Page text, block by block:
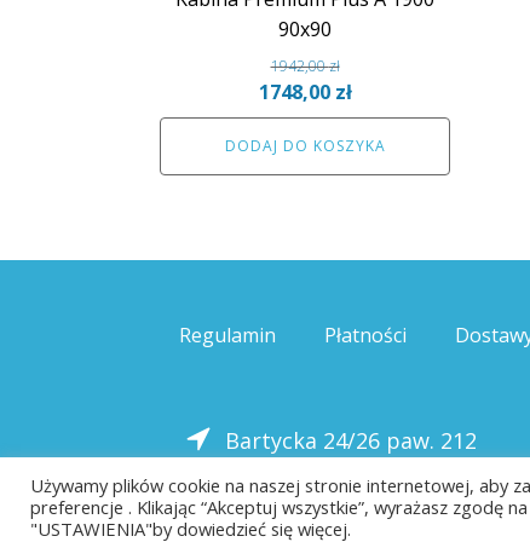
90x90
1942,00zł
Pierwotna
cena
wynosiła:
1942,00 zł.
1748,00 złAktualna
cena
wynosi:
1748,00 zł.
DODAJ DO KOSZYKA
Regulamin Płatności
Bartycka 24/26 paw. 212
00-716 Warszawa
Używamy plików cookie na naszej stronie internetowej, aby
preferencje . Klikając “Akceptuj wszystkie”, wyrażasz zgodę
"USTAWIENIA"by dowiedzieć się więcej.